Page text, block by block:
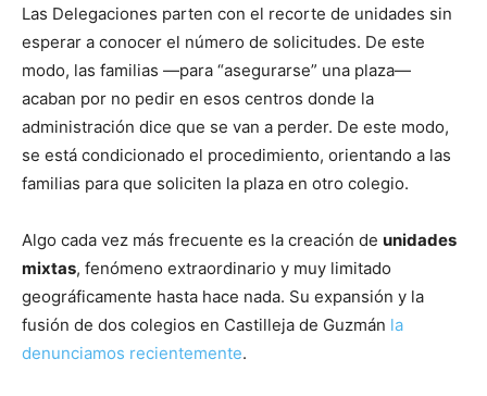
Las Delegaciones parten con el recorte de unidades sin
esperar a conocer el número de solicitudes. De este
modo, las familias —para “asegurarse” una plaza—
acaban por no pedir en esos centros donde la
administración dice que se van a perder. De este modo,
se está condicionado el procedimiento, orientando a las
familias para que soliciten la plaza en otro colegio.
Algo cada vez más frecuente es la creación de unidades
mixtas, fenómeno extraordinario y muy limitado
geográficamente hasta hace nada. Su expansión y la
fusión de dos colegios en Castilleja de Guzmán la
denunciamos recientemente.